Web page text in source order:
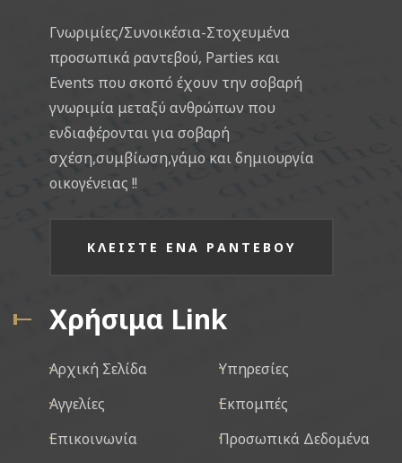
Γνωριμίες/Συνοικέσια-Στοχευμένα
προσωπικά ραντεβού, Parties και
Events που σκοπό έχουν την σοβαρή
γνωριμία μεταξύ ανθρώπων που
ενδιαφέρονται για σοβαρή
σχέση,συμβίωση,γάμο και δημιουργία
οικογένειας !!
ΚΛΕΙΣΤΕ ΕΝΑ ΡΑΝΤΕΒΟΥ
Χρήσιμα Link
Αρχική Σελίδα
Υπηρεσίες
Αγγελίες
Εκπομπές
Επικοινωνία
Προσωπικά Δεδομένα